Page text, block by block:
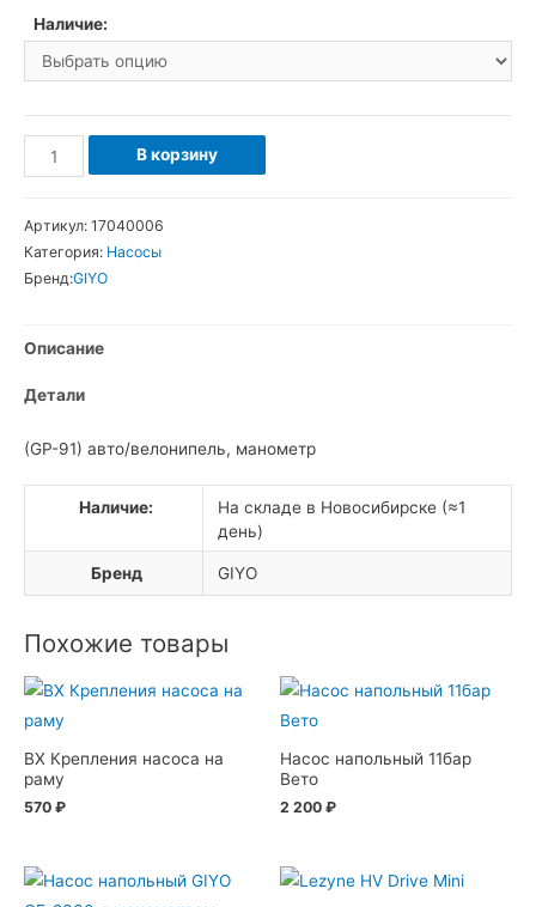
Наличие:
Количество
товара
mini
Насос
В корзину
Артикул: 17040006
Категория: Насосы
Бренд:GIYO
Описание
Детали
(GP-91) авто/велонипель, манометр
Наличие:
На складе в Новосибирске (≈1
день)
Бренд GIYO
Похожие товары
BX Крепления насоса на
раму
570 ₽
Насос напольный 11бар
Вето
2 200 ₽